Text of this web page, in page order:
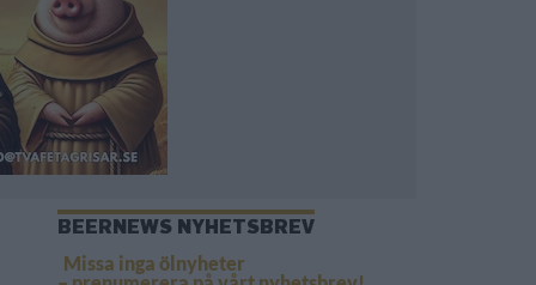
BEERNEWS NYHETSBREV
Missa inga ölnyheter